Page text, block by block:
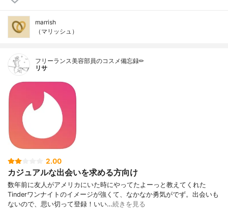
marrish
（マリッシュ）
フリーランス美容部員のコスメ備忘録✏︎
リサ
2.00
カジュアルな出会いを求める方向け
数年前に友人がアメリカにいた時にやってたよーっと教えてくれた
Tinderワンナイトのイメージが強くて、なかなか勇気がでず。出会いも
ないので、思い切って登録！いい…続きを見る